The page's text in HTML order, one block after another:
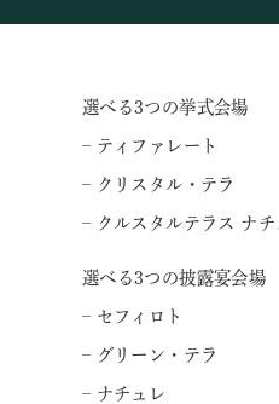
選べる3つの挙式会場
– ティファレート
– クリスタル・テラ
– クルスタルテラス ナチ
選べる3つの披露宴会場
– セフィロト
– グリーン・テラ
– ナチュレ